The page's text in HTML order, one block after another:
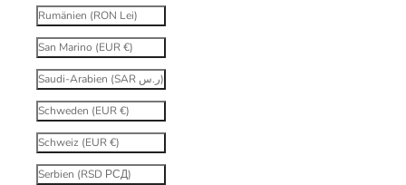
Rumänien (RON Lei)
San Marino (EUR €)
Saudi-Arabien (SAR ر.س)
Schweden (EUR €)
Schweiz (EUR €)
Serbien (RSD РСД)